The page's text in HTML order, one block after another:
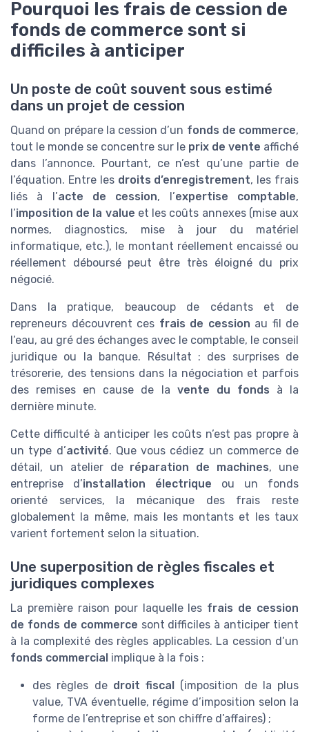
Pourquoi les frais de cession de
fonds de commerce sont si
difficiles à anticiper
Un poste de coût souvent sous estimé
dans un projet de cession
Quand on prépare la cession d’un fonds de commerce,
tout le monde se concentre sur le prix de vente affiché
dans l’annonce. Pourtant, ce n’est qu’une partie de
l’équation. Entre les droits d’enregistrement, les frais
liés à l’acte de cession, l’expertise comptable,
l’imposition de la value et les coûts annexes (mise aux
normes, diagnostics, mise à jour du matériel
informatique, etc.), le montant réellement encaissé ou
réellement déboursé peut être très éloigné du prix
négocié.
Dans la pratique, beaucoup de cédants et de
repreneurs découvrent ces frais de cession au fil de
l’eau, au gré des échanges avec le comptable, le conseil
juridique ou la banque. Résultat : des surprises de
trésorerie, des tensions dans la négociation et parfois
des remises en cause de la vente du fonds à la
dernière minute.
Cette difficulté à anticiper les coûts n’est pas propre à
un type d’activité. Que vous cédiez un commerce de
détail, un atelier de réparation de machines, une
entreprise d’installation électrique ou un fonds
orienté services, la mécanique des frais reste
globalement la même, mais les montants et les taux
varient fortement selon la situation.
Une superposition de règles fiscales et
juridiques complexes
La première raison pour laquelle les frais de cession
de fonds de commerce sont difficiles à anticiper tient
à la complexité des règles applicables. La cession d’un
fonds commercial implique à la fois :
des règles de droit fiscal (imposition de la plus
value, TVA éventuelle, régime d’imposition selon la
forme de l’entreprise et son chiffre d’affaires) ;